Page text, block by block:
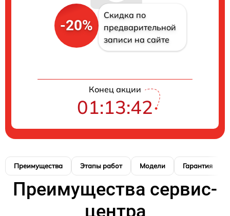
-20%
Скидка по
предварительной
записи на сайте
Конец акции
01:13:41
Преимущества Этапы работ Модели Гарантия
Преимущества сервис-
центра